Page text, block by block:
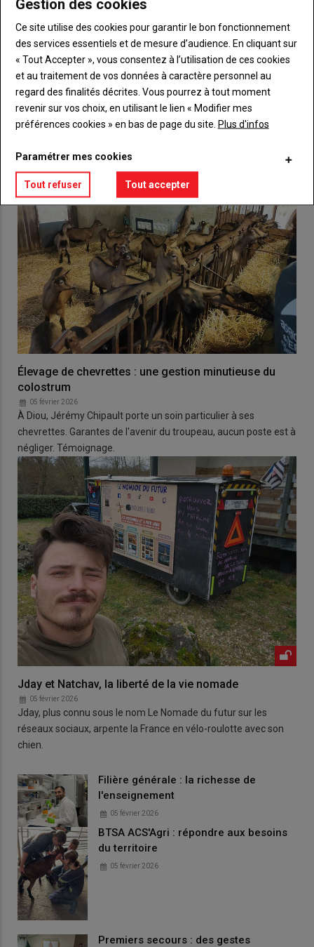
BodyChoisissez votre formule et créez votre
compte pour accéder à tout {nom-site}.
Lien Créez un compte
VOUS AIMEREZ AUSSI
Élevage de chevrettes : une gestion minutieuse du
colostrum
05 février 2026
À Diou, Jérémy Chipault porte un soin particulier à ses
chevrettes. Garantes de l'avenir du troupeau, aucun poste est à
négliger. Témoignage.
Jday et Natchav, la liberté de la vie nomade
05 février 2026
Jday, plus connu sous le nom Le Nomade du futur sur les
réseaux sociaux, arpente la France en vélo-roulotte avec son
chien.
Filière générale : la richesse de
l'enseignement
05 février 2026
BTSA ACS'Agri : répondre aux besoins
du territoire
05 février 2026
Premiers secours : des gestes
Gestion des cookies
Ce site utilise des cookies pour garantir le bon fonctionnement
des services essentiels et de mesure d’audience. En cliquant sur
« Tout Accepter », vous consentez à l’utilisation de ces cookies
et au traitement de vos données à caractère personnel au
regard des finalités décrites. Vous pourrez à tout moment
revenir sur vos choix, en utilisant le lien « Modifier mes
préférences cookies » en bas de page du site. Plus d'infos
Paramétrer mes cookies
Tout refuser Tout accepter